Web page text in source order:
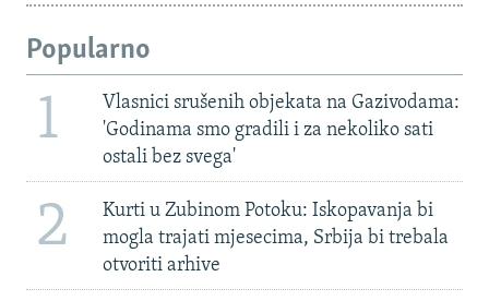
Popularno
1
Vlasnici srušenih objekata na Gazivodama:
'Godinama smo gradili i za nekoliko sati
ostali bez svega'
2
Kurti u Zubinom Potoku: Iskopavanja bi
mogla trajati mjesecima, Srbija bi trebala
otvoriti arhive